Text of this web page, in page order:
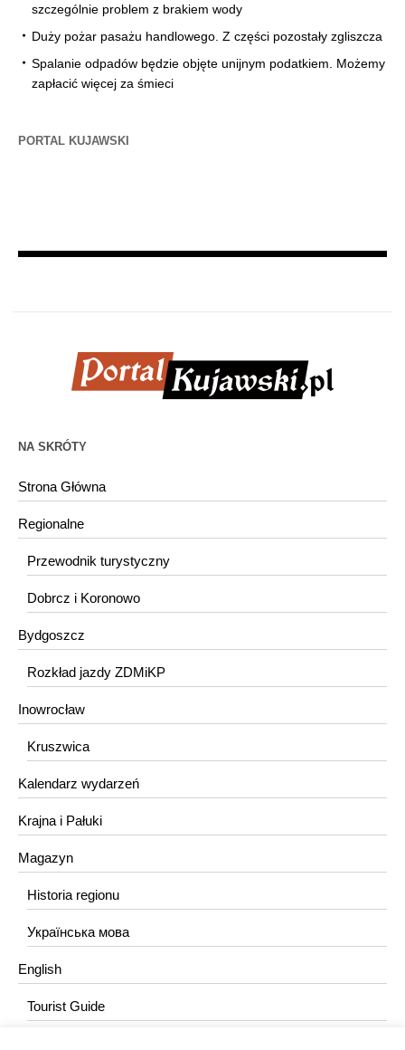
szczególnie problem z brakiem wody
Duży pożar pasażu handlowego. Z części pozostały zgliszcza
Spalanie odpadów będzie objęte unijnym podatkiem. Możemy
zapłacić więcej za śmieci
PORTAL KUJAWSKI
NA SKRÓTY
Strona Główna
Regionalne
Przewodnik turystyczny
Dobrcz i Koronowo
Bydgoszcz
Rozkład jazdy ZDMiKP
Inowrocław
Kruszwica
Kalendarz wydarzeń
Krajna i Pałuki
Magazyn
Historia regionu
Українська мова
English
Tourist Guide